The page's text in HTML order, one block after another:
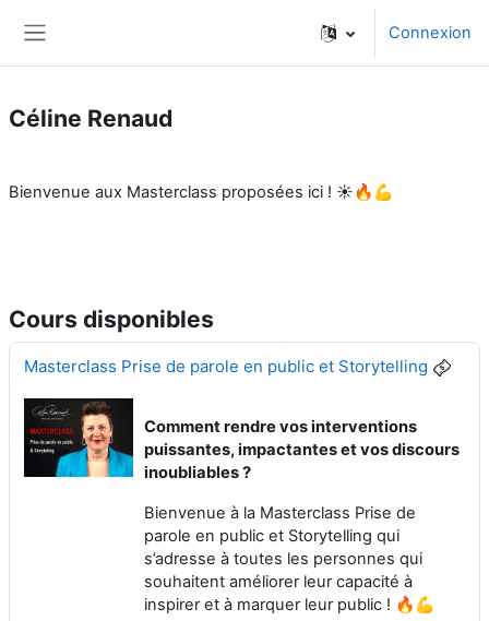
Connexion
Céline Renaud
Bienvenue aux Masterclass proposées ici ! ☀🔥💪
Cours disponibles
Masterclass Prise de parole en public et Storytelling
Comment rendre vos interventions
puissantes, impactantes et vos discours
inoubliables ?
Bienvenue à la Masterclass Prise de
parole en public et Storytelling qui
s’adresse à toutes les personnes qui
souhaitent améliorer leur capacité à
inspirer et à marquer leur public ! 🔥💪